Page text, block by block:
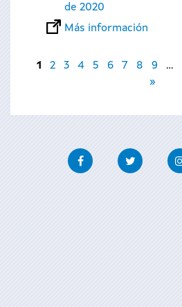
de 2020
Más información
Páginas
1 2 3 4 5 6 7 8 9 …
»
FacebookTwitter